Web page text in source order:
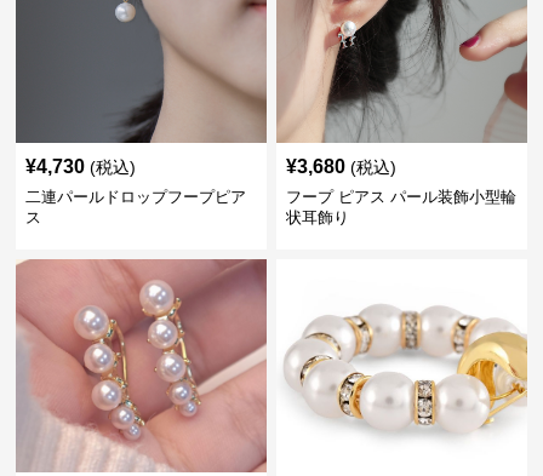
¥4,730 (税込)
二連パールドロップフープピア
ス
¥3,680 (税込)
フープ ピアス パール装飾小型輪
状耳飾り